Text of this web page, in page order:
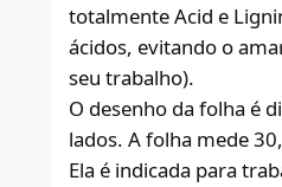
totalmente Acid e
ácidos, evitando o
seu trabalho).
O desenho da folha é
lados. A folha mede
Ela é indicada para